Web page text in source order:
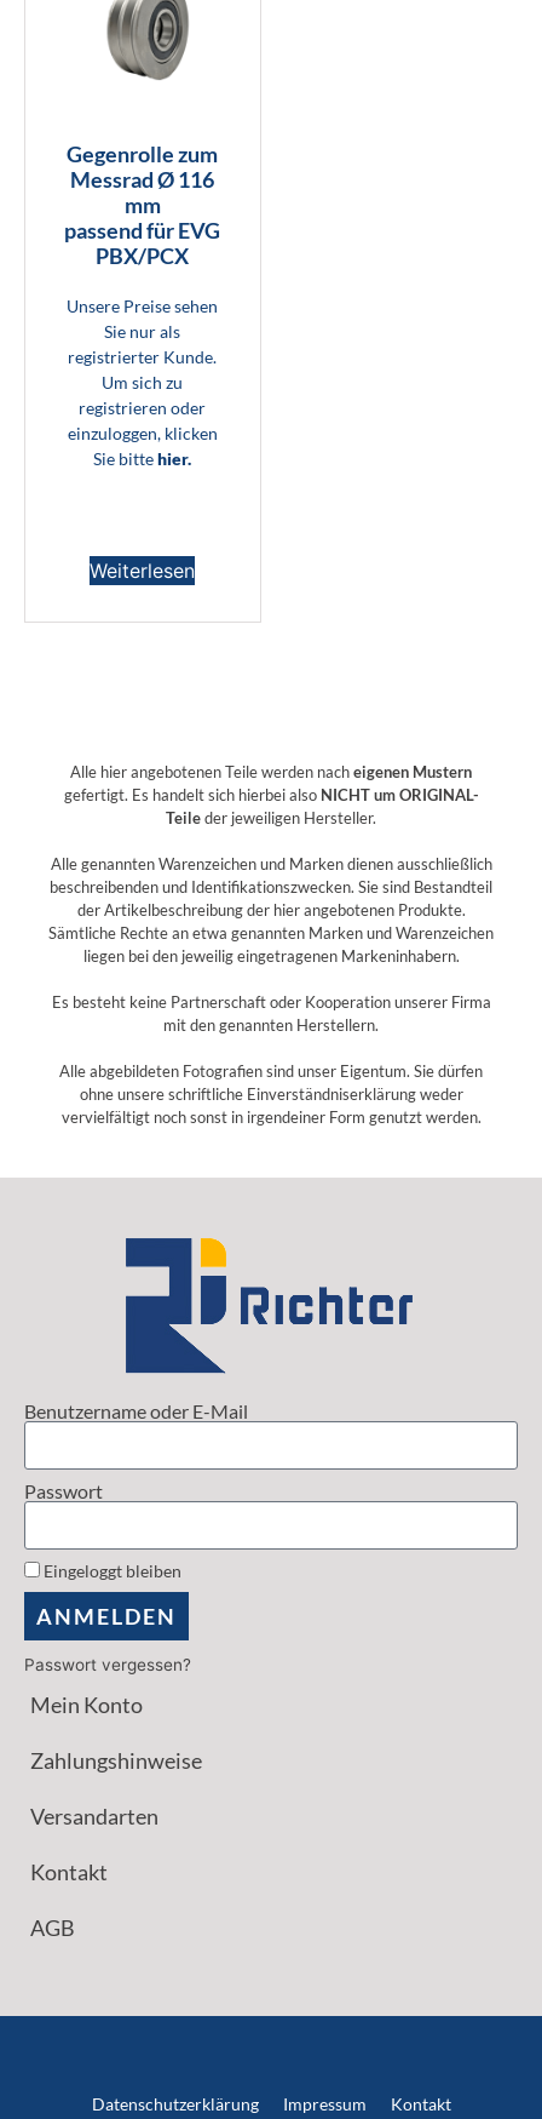
Gegenrolle zum
Messrad Ø 116
mm
passend für EVG
PBX/PCX
Unsere Preise sehen
Sie nur als
registrierter Kunde.
Um sich zu
registrieren oder
einzuloggen, klicken
Sie bittehier.
Weiterlesen
Alle hier angebotenen Teile werden nacheigenen Mustern
gefertigt. Es handelt sich hierbei also NICHT um ORIGINAL-
Teileder jeweiligen Hersteller.
Alle genannten Warenzeichen und Marken dienen ausschließlich
beschreibenden und Identifikationszwecken. Sie sind Bestandteil
der Artikelbeschreibung der hier angebotenen Produkte.
Sämtliche Rechte an etwa genannten Marken und Warenzeichen
liegen bei den jeweilig eingetragenen Markeninhabern.
Es besteht keine Partnerschaft oder Kooperation unserer Firma
mit den genannten Herstellern.
Alle abgebildeten Fotografien sind unser Eigentum. Sie dürfen
ohne unsere schriftliche Einverständniserklärung weder
vervielfältigt noch sonst in irgendeiner Form genutzt werden.
Benutzername oder E-Mail
Passwort
Eingeloggt bleiben
ANMELDEN
Passwort vergessen?
Mein Konto
Zahlungshinweise
Versandarten
Kontakt
AGB
Datenschutzerklärung Impressum Kontakt